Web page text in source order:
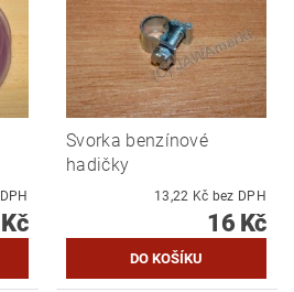
DPH
Svorka benzínové
hadičky
13,22 Kč bez DPH
16 Kč